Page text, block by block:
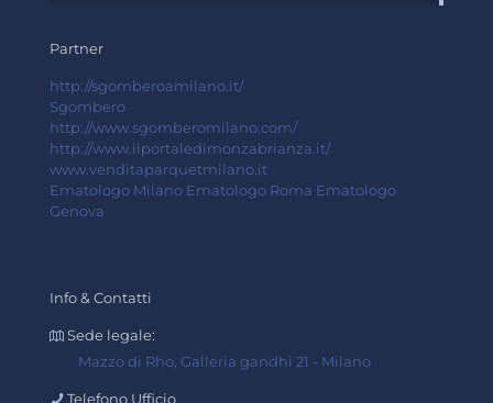
Partner
http://sgomberoamilano.it/
Sgombero
http://www.sgomberomilano.com/
http://www.ilportaledimonzabrianza.it/
www.venditaparquetmilano.it
Ematologo Milano Ematologo Roma Ematologo
Genova
Info & Contatti
Sede legale:
Mazzo di Rho, Galleria gandhi 21 - Milano
Telefono Ufficio